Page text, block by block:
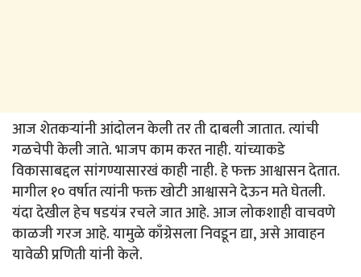
आज शेतकऱ्यांनी आंदोलन केली तर ती दाबली जातात. त्यांची
गळचेपी केली जाते. भाजप काम करत नाही. यांच्याकडे
विकासाबद्दल सांगण्यासारखं काही नाही. हे फक्त आश्वासन देतात.
मागील १० वर्षात त्यांनी फक्त खोटी आश्वासने देऊन मते घेतली.
यंदा देखील हेच षडयंत्र रचले जात आहे. आज लोकशाही वाचवणे
काळजी गरज आहे. यामुळे काँग्रेसला निवडून द्या, असे आवाहन
यावेळी प्रणिती यांनी केले.